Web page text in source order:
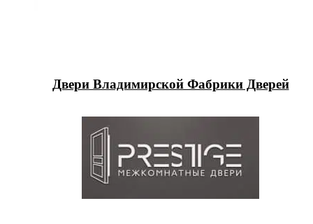
Двери Владимирской Фабрики Дверей